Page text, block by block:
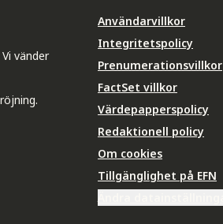
vänder
Användarvillkor
Integritetspolicy
Prenumerationsvillkor
FactSet villkor
Värdepapperspolicy
Redaktionell policy
Om cookies
Tillgänglighet på EFN